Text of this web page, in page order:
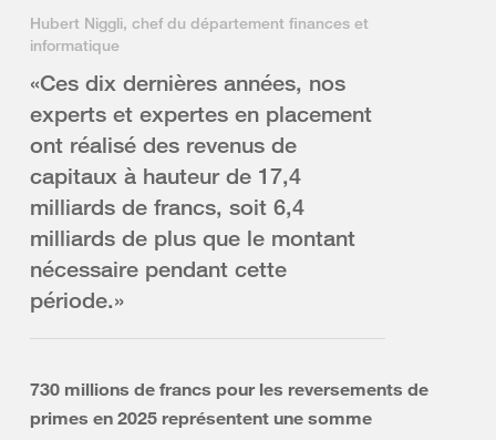
Hubert Niggli, chef du département finances et
informatique
«Ces dix dernières années, nos
experts et expertes en placement
ont réalisé des revenus de
capitaux à hauteur de 17,4
milliards de francs, soit 6,4
milliards de plus que le montant
nécessaire pendant cette
période.»
730 millions de francs pour les reversements de
primes en 2025 représentent une somme